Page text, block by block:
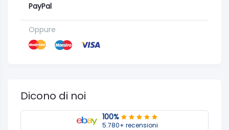
PayPal
Oppure
Dicono di noi
100%
5.780+ recensioni